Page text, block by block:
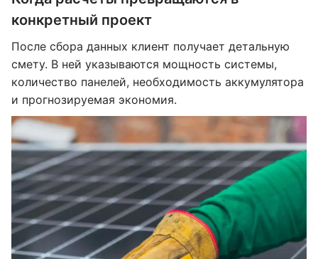
конкретный проект
После сбора данных клиент получает детальную
смету. В ней указываются мощность системы,
количество панелей, необходимость аккумулятора
и прогнозируемая экономия.